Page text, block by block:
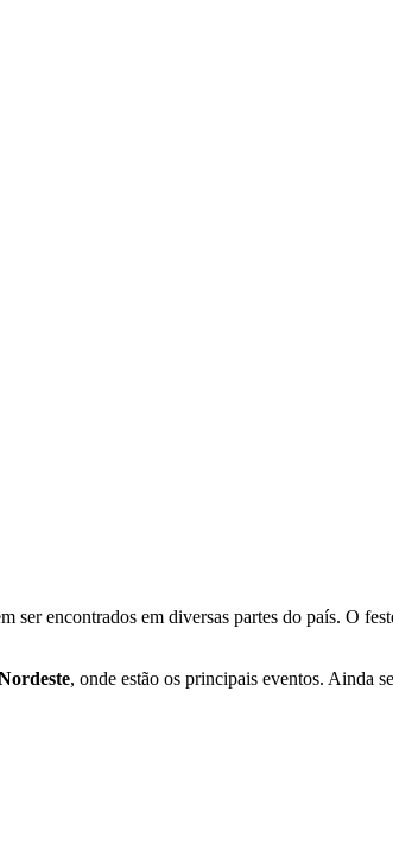
encontrados em diversas partes do país. O
, onde estão os principais eventos. Ainda